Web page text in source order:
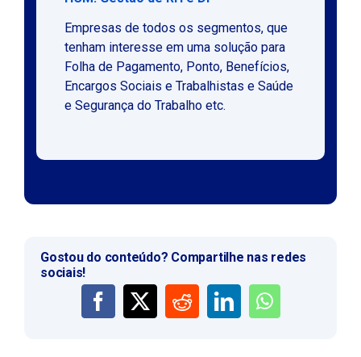
Empresas de todos os segmentos, que
tenham interesse em uma solução para
Folha de Pagamento, Ponto, Benefícios,
Encargos Sociais e Trabalhistas e Saúde
e Segurança do Trabalho etc.
Gostou do conteúdo? Compartilhe nas redes
sociais!